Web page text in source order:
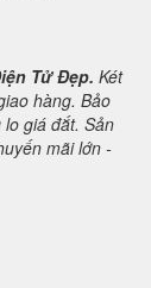
Tử Đẹp. Két
hàng. Bảo
giá đắt. Sản
mãi lớn -